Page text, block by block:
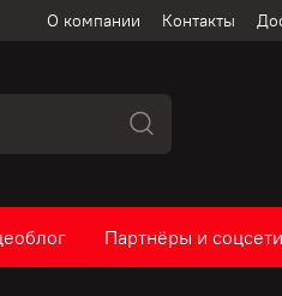
О компании Контакты
Партнёры и соцсети